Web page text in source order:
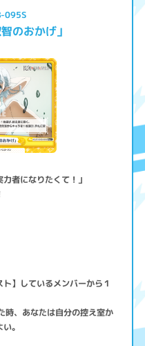
095S
のおかげ」
者になりたくて！」
】しているメンバーから１
時、あなたは自分の控え室か
。